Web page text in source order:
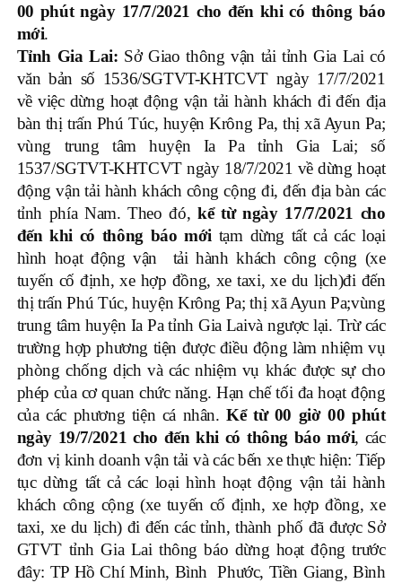
00 phút ngày 17/7/2021 cho đến khi có thông báo
mới.
Tỉnh Gia Lai: Sở Giao thông vận tải tỉnh Gia Lai có
văn bản số 1536/SGTVT-KHTCVT ngày 17/7/2021
về việc dừng hoạt động vận tải hành khách đi đến địa
bàn thị trấn Phú Túc, huyện Krông Pa, thị xã Ayun Pa;
vùng trung tâm huyện Ia Pa tỉnh Gia Lai; số
1537/SGTVT-KHTCVT ngày 18/7/2021 về dừng hoạt
động vận tải hành khách công cộng đi, đến địa bàn các
tỉnh phía Nam. Theo đó,kể từ ngày 17/7/2021 cho
đến khi có thông báo mới tạm dừng tất cả các loại
hình hoạt động vận tải hành khách công cộng (xe
tuyến cố định, xe hợp đồng, xe taxi, xe du lịch)đi đến
thị trấn Phú Túc, huyện Krông Pa; thị xã Ayun Pa;vùng
trung tâm huyện Ia Pa tỉnh Gia Laivà ngược lại. Trừ các
trường hợp phương tiện được điều động làm nhiệm vụ
phòng chống dịch và các nhiệm vụ khác được sự cho
phép của cơ quan chức năng. Hạn chế tối đa hoạt động
của các phương tiện cá nhân.Kể từ 00 giờ 00 phút
ngày 19/7/2021 cho đến khi có thông báo mới, các
đơn vị kinh doanh vận tải và các bến xe thực hiện: Tiếp
tục dừng tất cả các loại hình hoạt động vận tải hành
khách công cộng (xe tuyến cố định, xe hợp đồng, xe
taxi, xe du lịch) đi đến các tỉnh, thành phố đã được Sở
GTVT tỉnh Gia Lai thông báo dừng hoạt động trước
đây: TP Hồ Chí Minh, Bình Phước, Tiền Giang, Bình